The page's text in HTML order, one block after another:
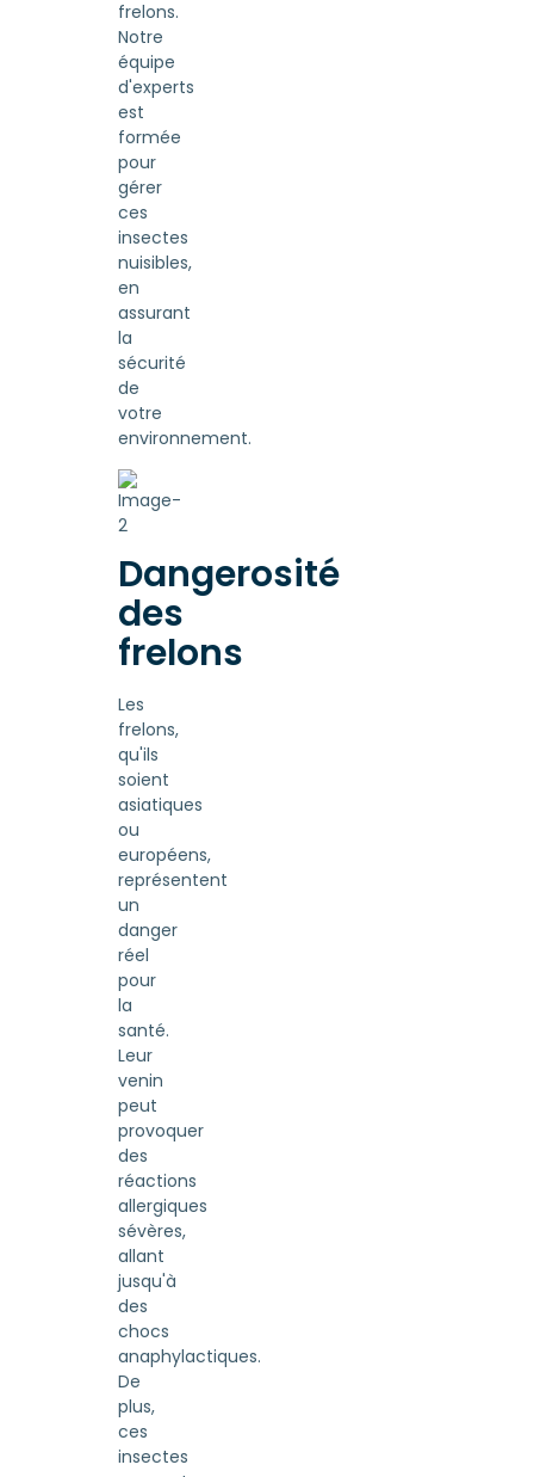
frelons.
Notre
équipe
d'experts
est
formée
pour
gérer
ces
insectes
nuisibles,
en
assurant
la
sécurité
de
votre
environnement.
Dangerosité
des
frelons
Les
frelons,
qu'ils
soient
asiatiques
ou
européens,
représentent
un
danger
réel
pour
la
santé.
Leur
venin
peut
provoquer
des
réactions
allergiques
sévères,
allant
jusqu'à
des
chocs
anaphylactiques.
De
plus,
ces
insectes